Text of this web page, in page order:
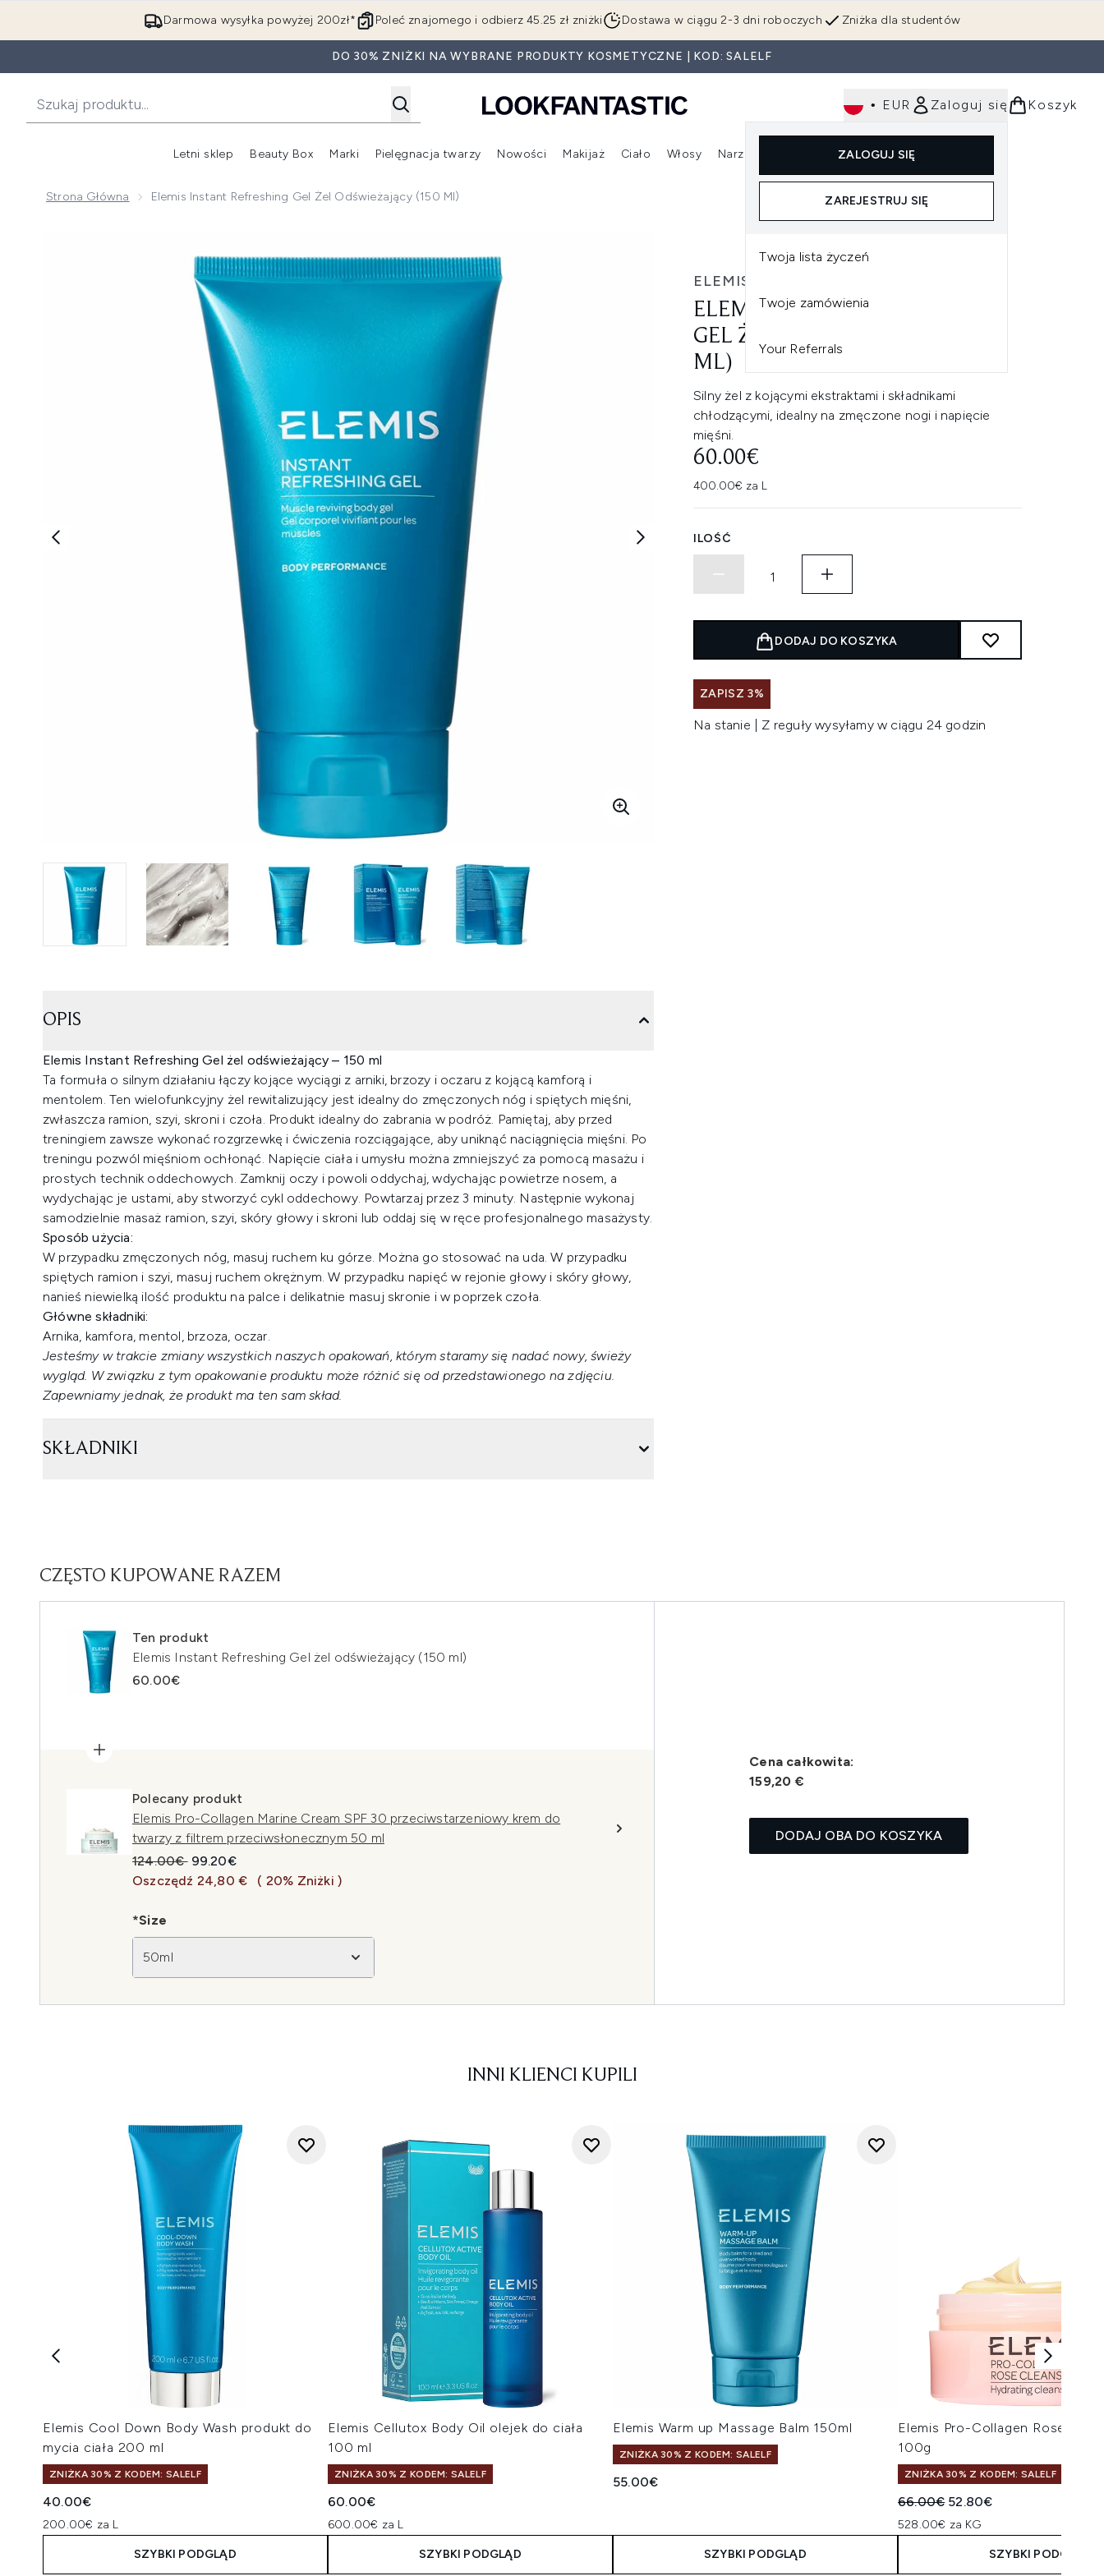
Przejdź do głównej treści
Darmowa wysyłka powyżej 200zł* Zniżka dla studentów
Poleć znajomego i odbierz 45.25 zł zniżki Dostawa w ciągu 2-3 dni roboczych
DO 30% ZNIŻKI NA WYBRANE PRODUKTY KOSMETYCZNE | KOD: SALELF
• EUR Zaloguj się
ZALOGUJ SIĘ
ZAREJESTRUJ SIĘ
Twoja lista życzeń
Twoje zamówienia
Your Referrals
Koszyk
Letni sklep Beauty Box
Wejdź do podmenu (Beauty Box)
Marki
Wejdź do podmenu (Marki)
Pielęgnacja twarzy
Wejdź do podmenu (Pielęgnacja twarzy)
Nowości
Wejdź do podmenu (Nowości)
Makijaż
Wejdź do podmenu (Makijaż)
Ciało Włosy
Wejdź do podmenu (Włosy)
Narzędzia
Wejdź do podmenu (Narzędzia)
Dla mężczyzn
Strona Główna Elemis Instant Refreshing Gel Żel Odświeżający (150 Ml)
ELEMIS
ELEMIS INSTANT REFRESHING
GEL ŻEL ODŚWIEŻAJĄCY (150
ML)
Silny żel z kojącymi ekstraktami i składnikami
chłodzącymi, idealny na zmęczone nogi i napięcie
mięśni.
60.00€
400.00€ za L
ILOŚĆ
DODAJ DO KOSZYKA
ZAPISZ 3%
Na stanie | Z reguły wysyłamy w ciągu 24 godzin
OPIS
Elemis Instant Refreshing Gel żel odświeżający – 150 ml
Ta formuła o silnym działaniu łączy kojące wyciągi z arniki, brzozy i oczaru z kojącą kamforą i
mentolem. Ten wielofunkcyjny żel rewitalizujący jest idealny do zmęczonych nóg i spiętych mięśni,
zwłaszcza ramion, szyi, skroni i czoła. Produkt idealny do zabrania w podróż. Pamiętaj, aby przed
treningiem zawsze wykonać rozgrzewkę i ćwiczenia rozciągające, aby uniknąć naciągnięcia mięśni. Po
treningu pozwól mięśniom ochłonąć. Napięcie ciała i umysłu można zmniejszyć za pomocą masażu i
prostych technik oddechowych. Zamknij oczy i powoli oddychaj, wdychając powietrze nosem, a
wydychając je ustami, aby stworzyć cykl oddechowy. Powtarzaj przez 3 minuty. Następnie wykonaj
samodzielnie masaż ramion, szyi, skóry głowy i skroni lub oddaj się w ręce profesjonalnego masażysty.
Sposób użycia:
W przypadku zmęczonych nóg, masuj ruchem ku górze. Można go stosować na uda. W przypadku
spiętych ramion i szyi, masuj ruchem okrężnym. W przypadku napięć w rejonie głowy i skóry głowy,
nanieś niewielką ilość produktu na palce i delikatnie masuj skronie i w poprzek czoła.
Główne składniki:
Arnika, kamfora, mentol, brzoza, oczar.
Jesteśmy w trakcie zmiany wszystkich naszych opakowań, którym staramy się nadać nowy, świeży
wygląd. W związku z tym opakowanie produktu może różnić się od przedstawionego na zdjęciu.
Zapewniamy jednak, że produkt ma ten sam skład.
SKŁADNIKI
CZĘSTO KUPOWANE RAZEM
Ten produkt
Elemis Instant Refreshing Gel żel odświeżający (150 ml)
60.00€
Polecany produkt
Elemis Pro-Collagen Marine Cream SPF 30 przeciwstarzeniowy krem do
twarzy z filtrem przeciwsłonecznym 50 ml
Sugerowana cena detaliczna:
124.00€ Aktualna cena:
99.20€
Oszczędź 24,80 €
( 20% Zniżki )
*Size
50ml
Cena całkowita:
159,20 €
DODAJ OBA DO KOSZYKA
INNI KLIENCI KUPILI
Elemis Cool Down Body Wash produkt do
mycia ciała 200 ml
ZNIŻKA 30% Z KODEM: SALELF
40.00€
200.00€ za L
SZYBKI PODGLĄD
Elemis Cellutox Body Oil olejek do ciała
100 ml
ZNIŻKA 30% Z KODEM: SALELF
60.00€
600.00€ za L
SZYBKI PODGLĄD
Elemis Warm up Massage Balm 150ml
ZNIŻKA 30% Z KODEM: SALELF
55.00€
SZYBKI PODGLĄD
Elemis Pro-Collagen Rose
100g
ZNIŻKA 30% Z KODEM: SALELF
Sugerowana cena detaliczna:
66.00€ Aktualna cena:
52.80€
528.00€ za KG
SZYBKI PODGLĄD